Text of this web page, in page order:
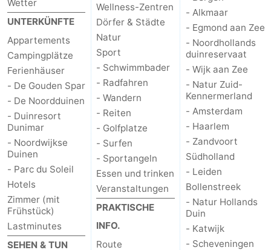
Wetter
UNTERKÜNFTE
Appartements
Campingplätze
Ferienhäuser
- De Gouden Spar
- De Noordduinen
- Duinresort
Dunimar
- Noordwijkse
Duinen
- Parc du Soleil
Hotels
Zimmer (mit
Frühstück)
Lastminutes
SEHEN & TUN
Wellness-Zentren
Dörfer & Städte
Natur
Sport
- Schwimmbader
- Radfahren
- Wandern
- Reiten
- Golfplatze
- Surfen
- Sportangeln
Essen und trinken
Veranstaltungen
PRAKTISCHE
INFO.
Route
- Alkmaar
- Egmond aan Zee
- Noordhollands
duinreservaat
- Wijk aan Zee
- Natur Zuid-
Kennermerland
- Amsterdam
- Haarlem
- Zandvoort
Südholland
- Leiden
Bollenstreek
- Natur Hollands
Duin
- Katwijk
- Scheveningen